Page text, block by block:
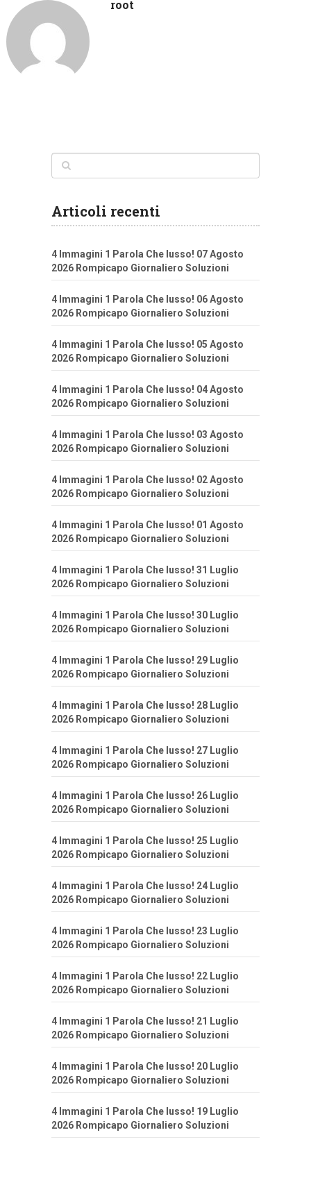
root
Articoli recenti
4 Immagini 1 Parola Che lusso! 07 Agosto
2026 Rompicapo Giornaliero Soluzioni
4 Immagini 1 Parola Che lusso! 06 Agosto
2026 Rompicapo Giornaliero Soluzioni
4 Immagini 1 Parola Che lusso! 05 Agosto
2026 Rompicapo Giornaliero Soluzioni
4 Immagini 1 Parola Che lusso! 04 Agosto
2026 Rompicapo Giornaliero Soluzioni
4 Immagini 1 Parola Che lusso! 03 Agosto
2026 Rompicapo Giornaliero Soluzioni
4 Immagini 1 Parola Che lusso! 02 Agosto
2026 Rompicapo Giornaliero Soluzioni
4 Immagini 1 Parola Che lusso! 01 Agosto
2026 Rompicapo Giornaliero Soluzioni
4 Immagini 1 Parola Che lusso! 31 Luglio
2026 Rompicapo Giornaliero Soluzioni
4 Immagini 1 Parola Che lusso! 30 Luglio
2026 Rompicapo Giornaliero Soluzioni
4 Immagini 1 Parola Che lusso! 29 Luglio
2026 Rompicapo Giornaliero Soluzioni
4 Immagini 1 Parola Che lusso! 28 Luglio
2026 Rompicapo Giornaliero Soluzioni
4 Immagini 1 Parola Che lusso! 27 Luglio
2026 Rompicapo Giornaliero Soluzioni
4 Immagini 1 Parola Che lusso! 26 Luglio
2026 Rompicapo Giornaliero Soluzioni
4 Immagini 1 Parola Che lusso! 25 Luglio
2026 Rompicapo Giornaliero Soluzioni
4 Immagini 1 Parola Che lusso! 24 Luglio
2026 Rompicapo Giornaliero Soluzioni
4 Immagini 1 Parola Che lusso! 23 Luglio
2026 Rompicapo Giornaliero Soluzioni
4 Immagini 1 Parola Che lusso! 22 Luglio
2026 Rompicapo Giornaliero Soluzioni
4 Immagini 1 Parola Che lusso! 21 Luglio
2026 Rompicapo Giornaliero Soluzioni
4 Immagini 1 Parola Che lusso! 20 Luglio
2026 Rompicapo Giornaliero Soluzioni
4 Immagini 1 Parola Che lusso! 19 Luglio
2026 Rompicapo Giornaliero Soluzioni